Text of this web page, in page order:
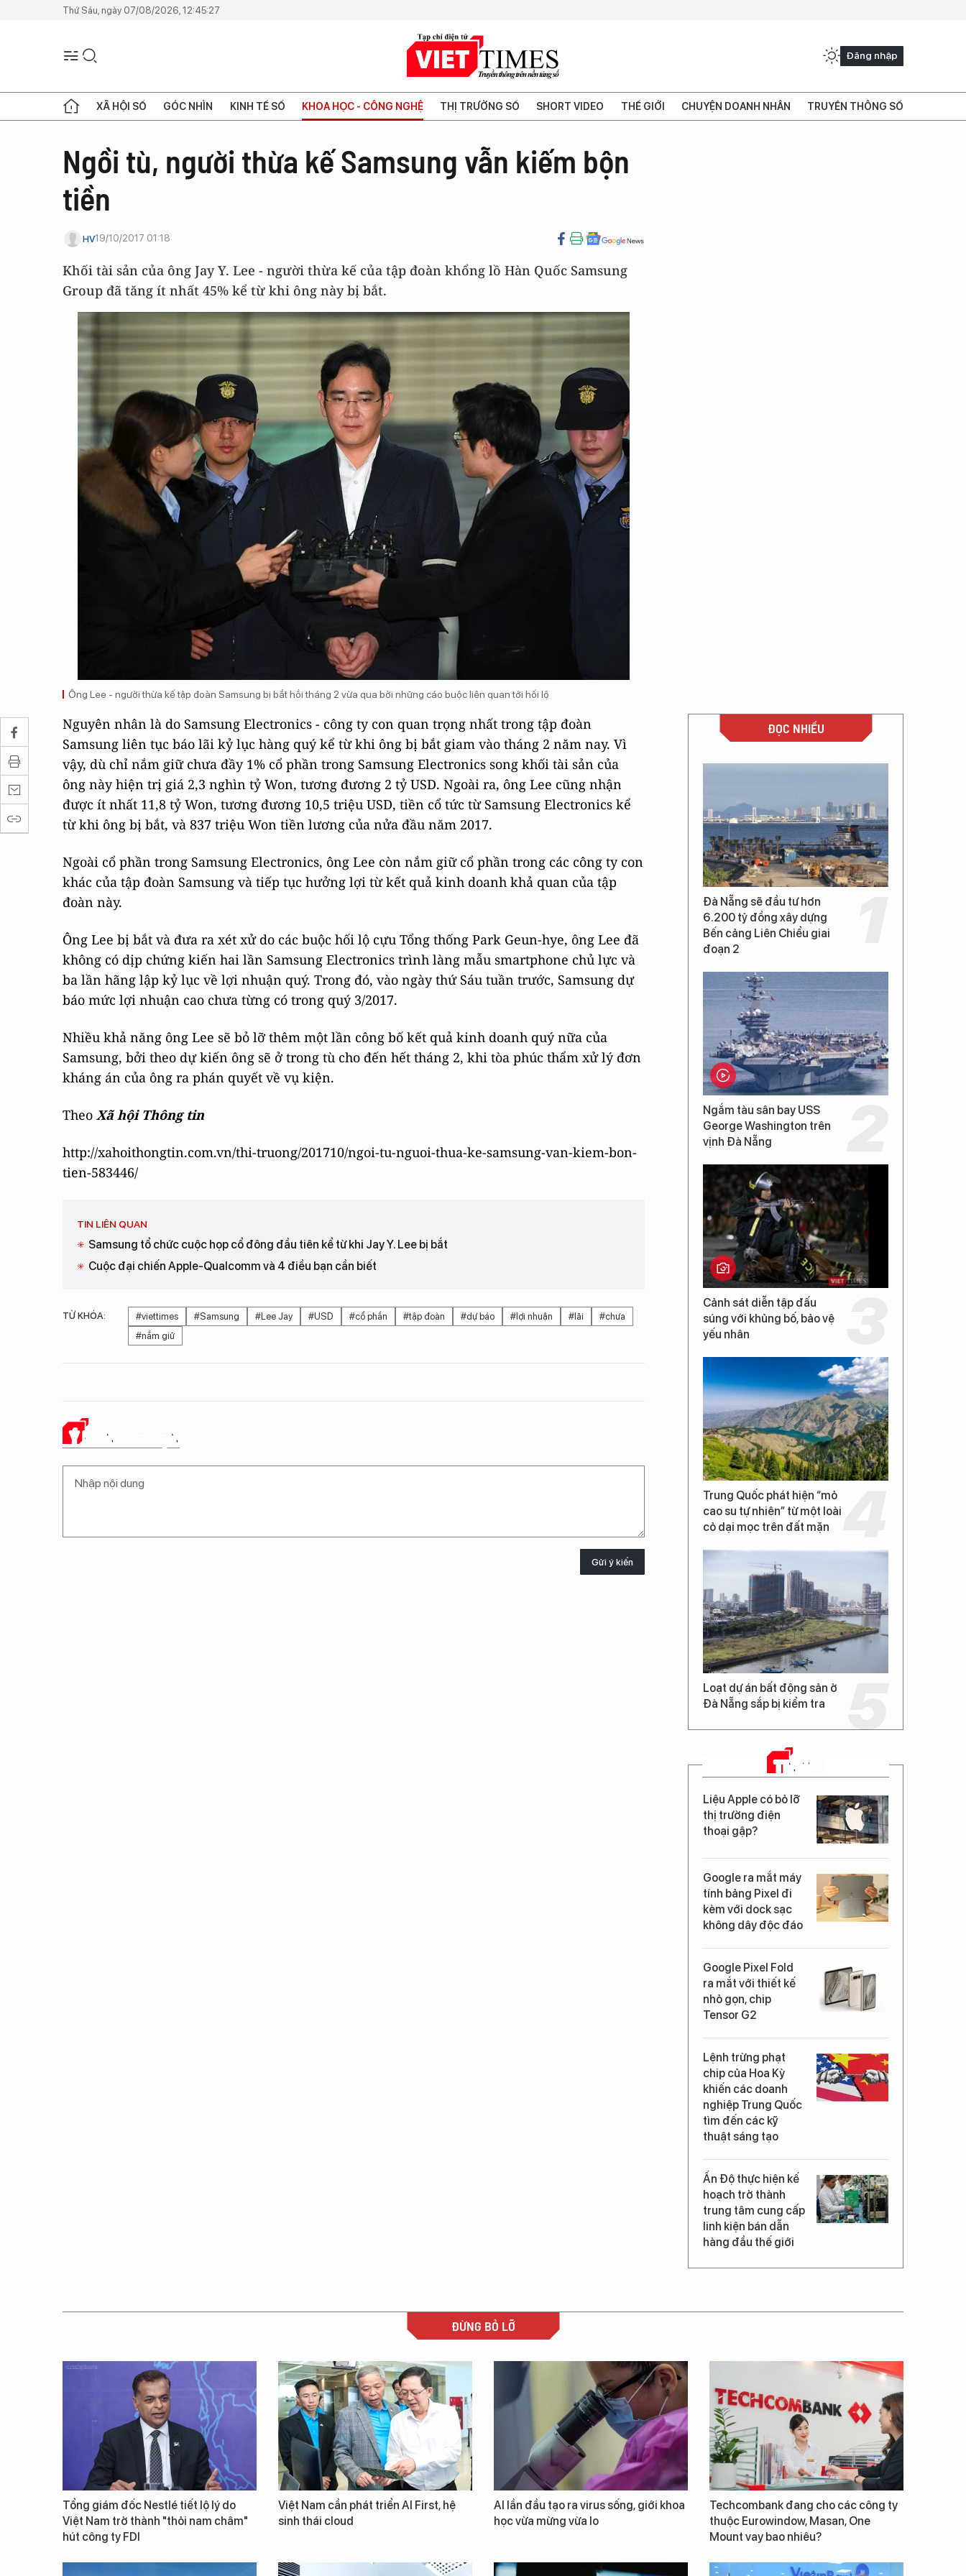
Thứ Sáu, ngày 07/08/2026, 12:45:27
Đăng nhập
XÃ HỘI SỐ GÓC NHÌN KINH TẾ SỐ KHOA HỌC - CÔNG NGHỆ THỊ TRƯỜNG SỐ SHORT VIDEO THẾ GIỚI CHUYỆN DOANH NHÂN TRUYỀN THÔNG SỐ
Ngồi tù, người thừa kế Samsung vẫn kiếm bộn
tiền
HV19/10/2017 01:18
Khối tài sản của ông Jay Y. Lee - người thừa kế của tập đoàn khổng lồ Hàn Quốc Samsung
Group đã tăng ít nhất 45% kể từ khi ông này bị bắt.
Ông Lee - người thừa kế tập đoàn Samsung bị bắt hồi tháng 2 vừa qua bởi những cáo buộc liên quan tới hối lộ
Nguyên nhân là do Samsung Electronics - công ty con quan trọng nhất trong tập đoàn
Samsung liên tục báo lãi kỷ lục hàng quý kể từ khi ông bị bắt giam vào tháng 2 năm nay. Vì
vậy, dù chỉ nắm giữ chưa đầy 1% cổ phần trong Samsung Electronics song khối tài sản của
ông này hiện trị giá 2,3 nghìn tỷ Won, tương đương 2 tỷ USD. Ngoài ra, ông Lee cũng nhận
được ít nhất 11,8 tỷ Won, tương đương 10,5 triệu USD, tiền cổ tức từ Samsung Electronics kể
từ khi ông bị bắt, và 837 triệu Won tiền lương của nửa đầu năm 2017.
Ngoài cổ phần trong Samsung Electronics, ông Lee còn nắm giữ cổ phần trong các công ty con
khác của tập đoàn Samsung và tiếp tục hưởng lợi từ kết quả kinh doanh khả quan của tập
đoàn này.
Ông Lee bị bắt và đưa ra xét xử do các buộc hối lộ cựu Tổng thống Park Geun-hye, ông Lee đã
không có dịp chứng kiến hai lần Samsung Electronics trình làng mẫu smartphone chủ lực và
ba lần hãng lập kỷ lục về lợi nhuận quý. Trong đó, vào ngày thứ Sáu tuần trước, Samsung dự
báo mức lợi nhuận cao chưa từng có trong quý 3/2017.
Nhiều khả năng ông Lee sẽ bỏ lỡ thêm một lần công bố kết quả kinh doanh quý nữa của
Samsung, bởi theo dự kiến ông sẽ ở trong tù cho đến hết tháng 2, khi tòa phúc thẩm xử lý đơn
kháng án của ông ra phán quyết về vụ kiện.
Theo Xã hội Thông tin
http://xahoithongtin.com.vn/thi-truong/201710/ngoi-tu-nguoi-thua-ke-samsung-van-kiem-bon-
tien-583446/
TIN LIÊN QUAN
Samsung tổ chức cuộc họp cổ đông đầu tiên kể từ khi Jay Y. Lee bị bắt
Cuộc đại chiến Apple-Qualcomm và 4 điều bạn cần biết
TỪ KHÓA: #viettimes #Samsung #Lee Jay #USD #cổ phần #tập đoàn #dự báo #lợi nhuận #lãi
#chưa
#nắm giữ
Ý KIẾN CỦA BẠN
Gửi ý kiến
ĐỌC NHIỀU
Đà Nẵng sẽ đầu tư hơn
6.200 tỷ đồng xây dựng
Bến cảng Liên Chiểu giai
đoạn 2
Ngắm tàu sân bay USS
George Washington trên
vịnh Đà Nẵng
Cảnh sát diễn tập đấu
súng với khủng bố, bảo vệ
yếu nhân
Trung Quốc phát hiện “mỏ
cao su tự nhiên” từ một loài
cỏ dại mọc trên đất mặn
Loạt dự án bất động sản ở
Đà Nẵng sắp bị kiểm tra
TIN MỚI
Liệu Apple có bỏ lỡ
thị trường điện
thoại gập?
Google ra mắt máy
tính bảng Pixel đi
kèm với dock sạc
không dây độc đáo
Google Pixel Fold
ra mắt với thiết kế
nhỏ gọn, chip
Tensor G2
Lệnh trừng phạt
chip của Hoa Kỳ
khiến các doanh
nghiệp Trung Quốc
tìm đến các kỹ
thuật sáng tạo
Ấn Độ thực hiện kế
hoạch trở thành
trung tâm cung cấp
linh kiện bán dẫn
hàng đầu thế giới
ĐỪNG BỎ LỠ
Tổng giám đốc Nestlé tiết lộ lý do
Việt Nam trở thành "thỏi nam châm"
hút công ty FDI
Việt Nam cần phát triển AI First, hệ
sinh thái cloud
AI lần đầu tạo ra virus sống, giới khoa
học vừa mừng vừa lo
Techcombank đang cho các công ty
thuộc Eurowindow, Masan, One
Mount vay bao nhiêu?